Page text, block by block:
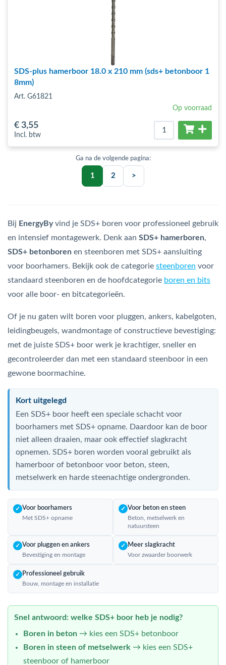
SDS-plus hamerboor 18.0 x 210 mm (sds+ betonboor 1
8mm)
Art. G61821
Op voorraad
€ 3,55
Incl. btw
1 2 >
Bij EnergyByvind je SDS+ boren voor professioneel gebruik
en intensief montagewerk. Denk aan SDS+ hamerboren,
SDS+ betonboren en steenboren met SDS+ aansluiting
voor boorhamers. Bekijk ook de categorie steenboren voor
standaard steenboren en de hoofdcategorie boren en bits
voor alle boor- en bitcategorieën.
Of je nu gaten wilt boren voor pluggen, ankers, kabelgoten,
leidingbeugels, wandmontage of constructieve bevestiging:
met de juiste SDS+ boor werk je krachtiger, sneller en
gecontroleerder dan met een standaard steenboor in een
gewone boormachine.
Kort uitgelegd
Een SDS+ boor heeft een speciale schacht voor
boorhamers met SDS+ opname. Daardoor kan de boor
niet alleen draaien, maar ook effectief slagkracht
opnemen. SDS+ boren worden vooral gebruikt als
hamerboor of betonboor voor beton, steen,
metselwerk en harde steenachtige ondergronden.
✓ Voor boorhamers
Met SDS+ opname
✓ Voor beton en steen
Beton, metselwerk en
natuursteen
✓ Voor pluggen en ankers
Bevestiging en montage
✓ Meer slagkracht
Voor zwaarder boorwerk
✓ Professioneel gebruik
Bouw, montage en installatie
Snel antwoord: welke SDS+ boor heb je nodig?
Boren in beton → kies een SDS+ betonboor
Boren in steen of metselwerk → kies een SDS+
steenboor of hamerboor